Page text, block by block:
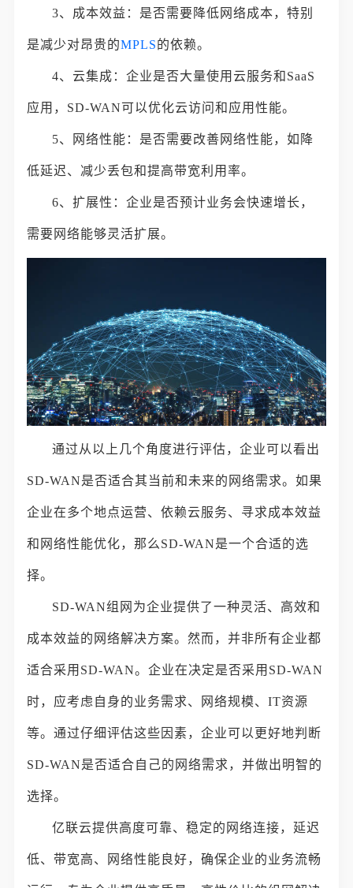
3、成本效益：是否需要降低网络成本，特别
是减少对昂贵的MPLS的依赖。
4、云集成：企业是否大量使用云服务和SaaS
应用，SD-WAN可以优化云访问和应用性能。
5、网络性能：是否需要改善网络性能，如降
低延迟、减少丢包和提高带宽利用率。
6、扩展性：企业是否预计业务会快速增长，
需要网络能够灵活扩展。
通过从以上几个角度进行评估，企业可以看出
SD-WAN是否适合其当前和未来的网络需求。如果
企业在多个地点运营、依赖云服务、寻求成本效益
和网络性能优化，那么SD-WAN是一个合适的选
择。
SD-WAN组网为企业提供了一种灵活、高效和
成本效益的网络解决方案。然而，并非所有企业都
适合采用SD-WAN。企业在决定是否采用SD-WAN
时，应考虑自身的业务需求、网络规模、IT资源
等。通过仔细评估这些因素，企业可以更好地判断
SD-WAN是否适合自己的网络需求，并做出明智的
选择。
亿联云提供高度可靠、稳定的网络连接，延迟
低、带宽高、网络性能良好，确保企业的业务流畅